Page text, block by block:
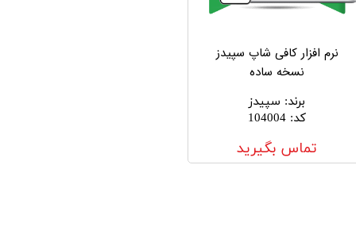
نرم افزار کافی شاپ سپیدز
نسخه ساده
برند: سپیدز
کد:
104004
تماس بگیرید